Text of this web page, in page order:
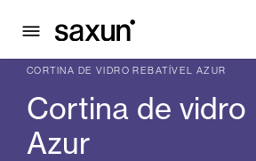
PRODUTOS
CORTINAS DE VIDRO
CORTINA DE VIDRO REBATÍVEL AZUR
Cortina de vidro
Azur